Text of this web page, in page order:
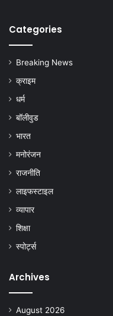
Categories
Breaking News
क्राइम
धर्म
बॉलीवुड
भारत
मनोरंजन
राजनीति
लाइफस्टाइल
व्यापार
शिक्षा
स्पोर्ट्स
Archives
August 2026